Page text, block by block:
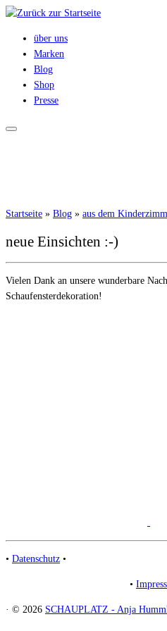
Zum
springenüber uns
Marken
Blog
Shop
Presse
Startseite » Blog » aus dem
neue Einsichten :-)
Vielen Dank an unsere wunderbare
Schaufensterdekoration!
• Datenschutz •
•
· © 2026 SCHAUPLATZ - Anja